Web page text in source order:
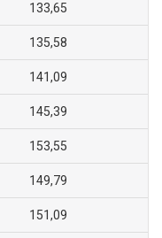
133,65
135,58
141,09
145,39
153,55
149,79
151,09